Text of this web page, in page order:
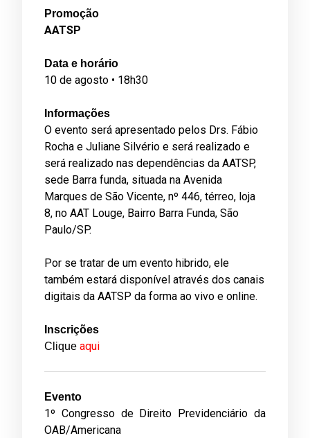
Promoção
AATSP
Data e horário
10 de agosto • 18h30
Informações
O evento será apresentado pelos Drs. Fábio
Rocha e Juliane Silvério e será realizado e
será realizado nas dependências da AATSP,
sede Barra funda, situada na Avenida
Marques de São Vicente, nº 446, térreo, loja
8, no AAT Louge, Bairro Barra Funda, São
Paulo/SP.
Por se tratar de um evento hibrido, ele
também estará disponível através dos canais
digitais da AATSP da forma ao vivo e online.
Inscrições
Clique aqui
­Evento
1º Congresso de Direito Previdenciário da
OAB/Americana